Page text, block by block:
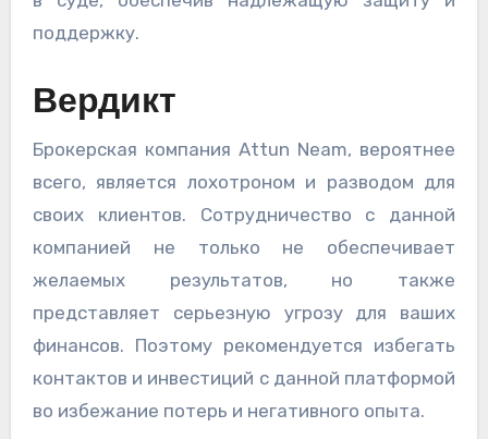
поддержку.
Вердикт
Брокерская компания Attun Neam, вероятнее
всего, является лохотроном и разводом для
своих клиентов. Сотрудничество с данной
компанией не только не обеспечивает
желаемых результатов, но также
представляет серьезную угрозу для ваших
финансов. Поэтому рекомендуется избегать
контактов и инвестиций с данной платформой
во избежание потерь и негативного опыта.